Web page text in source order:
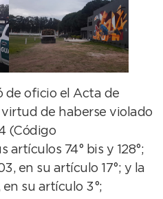
de oficio el Acta de
virtud de haberse violado
(Código
artículos 74° bis y 128°;
en su artículo 17°; y la
en su artículo 3°;